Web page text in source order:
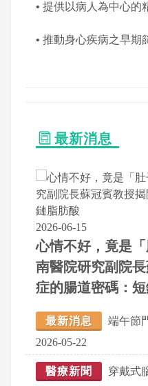
• 提供以病⼈為中⼼的
• 推動身⼼疾病之早期
最新消息
2026-06-15
心情不好，竟是
南醫院研究副院
症的腸道密碼：
最新消息
端午節
2026-05-22
醫療新聞
穿戴式腦刺激技術改